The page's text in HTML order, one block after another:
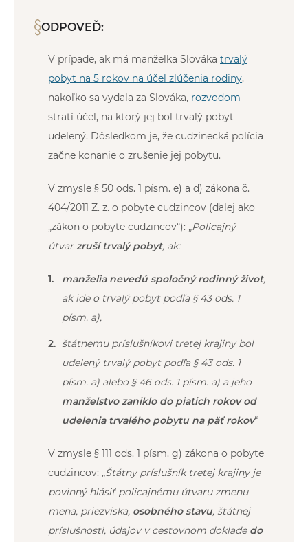
ODPOVEĎ:
V prípade, ak má manželka Slováka trvalý
pobyt na 5 rokov na účel zlúčenia rodiny,
nakoľko sa vydala za Slováka, rozvodom
stratí účel, na ktorý jej bol trvalý pobyt
udelený. Dôsledkom je, že cudzinecká polícia
začne konanie o zrušenie jej pobytu.
V zmysle § 50 ods. 1 písm. e) a d) zákona č.
404/2011 Z. z. o pobyte cudzincov (ďalej ako
„zákon o pobyte cudzincov“): „Policajný
útvarzruší trvalý pobyt, ak:
manželia nevedú spoločný rodinný život,
ak ide o trvalý pobyt podľa § 43 ods. 1
písm. a),
štátnemu príslušníkovi tretej krajiny bol
udelený trvalý pobyt podľa § 43 ods. 1
písm. a) alebo § 46 ods. 1 písm. a) a jeho
manželstvo zaniklo do piatich rokov od
udelenia trvalého pobytu na päť rokov“
V zmysle § 111 ods. 1 písm. g) zákona o pobyte
cudzincov: „Štátny príslušník tretej krajiny je
povinný hlásiť policajnému útvaru zmenu
mena, priezviska, osobného stavu, štátnej
príslušnosti, údajov v cestovnom doklade do